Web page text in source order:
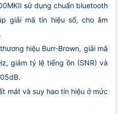
sử dụng chuẩn bluetooth
giải mã tín hiệu số, cho âm
hiệu Burr-Brown, giải mã
giảm tỷ lệ tiếng ồn (SNR) và
mát và suy hao tín hiệu ở mức